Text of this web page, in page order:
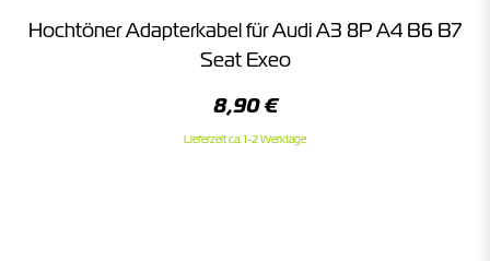
Hochtöner Adapterkabel für Audi A3 8P A4 B6 B7
Seat Exeo
8,90 €
Lieferzeit ca. 1-2 Werktage